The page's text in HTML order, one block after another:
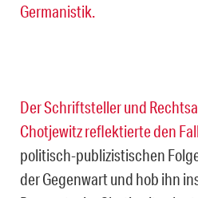
Germanistik.
Der Schriftsteller und
Chotjewitz reflektierte den
politisch-publizistischen
der Gegenwart und hob ihn